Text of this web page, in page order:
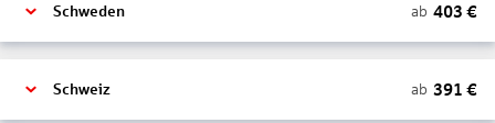
Schweden ab 403 €
Schweiz ab 391 €